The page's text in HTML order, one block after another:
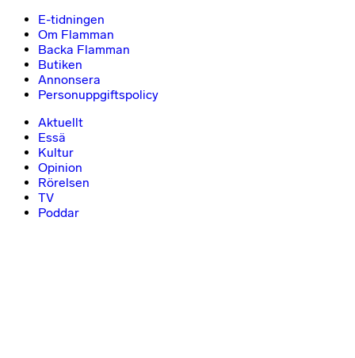
E-tidningen
Om Flamman
Backa Flamman
Butiken
Annonsera
Personuppgiftspolicy
Aktuellt
Essä
Kultur
Opinion
Rörelsen
TV
Poddar